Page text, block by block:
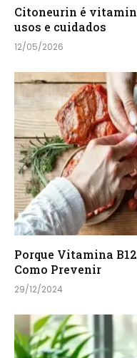
Citoneurin é
usos e cuidados
12/05/2026
Porque Vitamina
Como Prevenir
29/12/2024